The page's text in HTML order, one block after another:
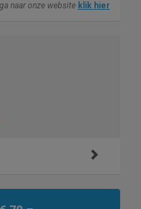
naar onze website klik hier